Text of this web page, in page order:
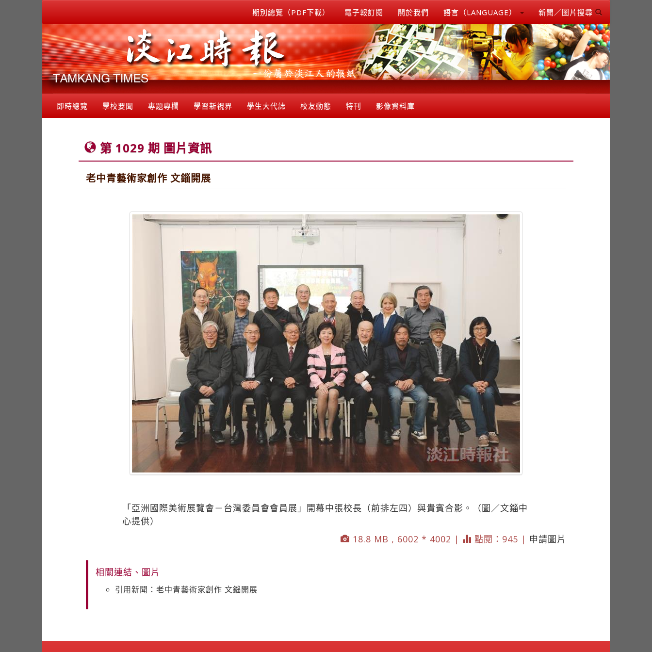
期別總覽（PDF下載） 電子報訂閱 關於我們 語言（LANGUAGE） 新聞／圖片搜尋
即時總覽 學校要聞 專題專欄 學習新視界 學生大代誌 校友動態 特刊 影像資料庫
第 1029 期 圖片資訊
老中青藝術家創作 文錙開展
「亞洲國際美術展覽會－台灣委員會會員展」開幕中張校長（前排左四）與貴賓合影。（圖／文錙中
心提供）
18.8 MB , 6002 * 4002 |
點閱：945 | 申請圖片
相關連結、圖片
引用新聞：老中青藝術家創作 文錙開展